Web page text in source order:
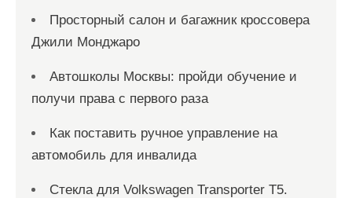
Просторный салон и багажник кроссовера
Джили Монджаро
Автошколы Москвы: пройди обучение и
получи права с первого раза
Как поставить ручное управление на
автомобиль для инвалида
Стекла для Volkswagen Transporter T5.